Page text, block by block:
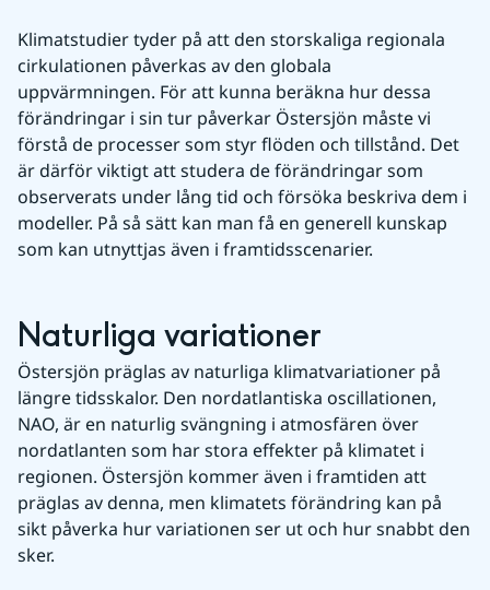
Klimatstudier tyder på att den storskaliga regionala
cirkulationen påverkas av den globala
uppvärmningen. För att kunna beräkna hur dessa
förändringar i sin tur påverkar Östersjön måste vi
förstå de processer som styr flöden och tillstånd. Det
är därför viktigt att studera de förändringar som
observerats under lång tid och försöka beskriva dem i
modeller. På så sätt kan man få en generell kunskap
som kan utnyttjas även i framtidsscenarier.
Naturliga variationer
Östersjön präglas av naturliga klimatvariationer på
längre tidsskalor. Den nordatlantiska oscillationen,
NAO, är en naturlig svängning i atmosfären över
nordatlanten som har stora effekter på klimatet i
regionen. Östersjön kommer även i framtiden att
präglas av denna, men klimatets förändring kan på
sikt påverka hur variationen ser ut och hur snabbt den
sker.